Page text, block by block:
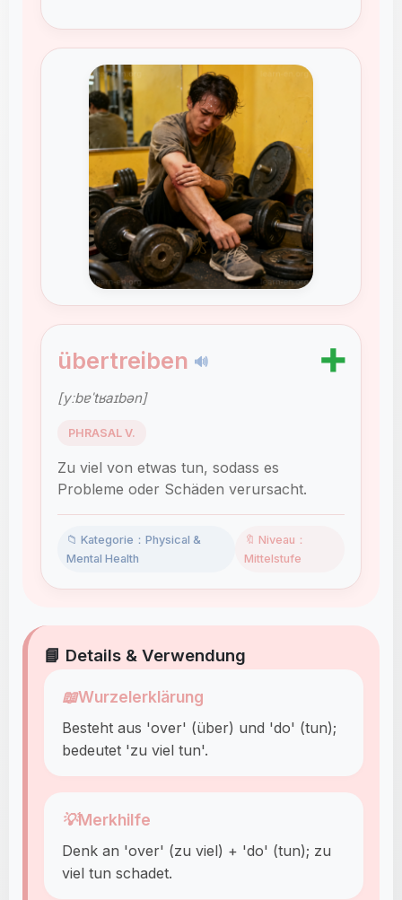
übertreiben 🔊 ➕
[yːbɐˈtʁaɪbən]
PHRASAL V.
Zu viel von etwas tun, sodass es
Probleme oder Schäden verursacht.
📁 Kategorie：Physical &
Mental Health
🔖 Niveau：
Mittelstufe
📘 Details & Verwendung
📖Wurzelerklärung
Besteht aus 'over' (über) und 'do' (tun);
bedeutet 'zu viel tun'.
💡Merkhilfe
Denk an 'over' (zu viel) + 'do' (tun); zu
viel tun schadet.